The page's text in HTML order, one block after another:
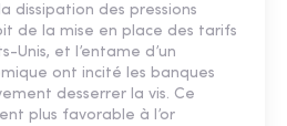
dissipation des pressions
de la mise en place des tarifs
Unis, et l’entame d’un
ont incité les banques
desserrer la vis. Ce
plus favorable à l’or